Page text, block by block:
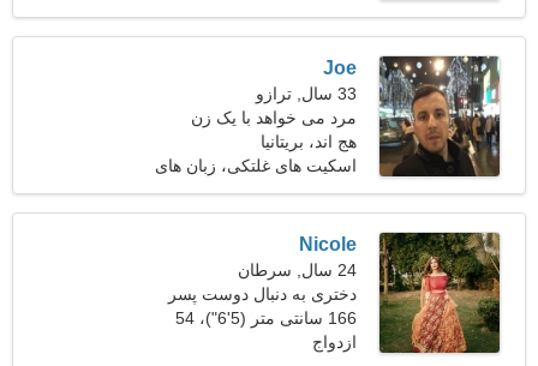
Joe
33 سال, ترازو
مرد می خواهد با یک زن
ملاقات کند 24-30
هج اند، بریتانیا
اسکیت های غلتکی، زبان های
خارجی
Nicole
24 سال, سرطان
دختری به دنبال دوست پسر
30-32
166 سانتی متر (5'6")، 54
کیلوگرم (119 پوند)
ازدواج